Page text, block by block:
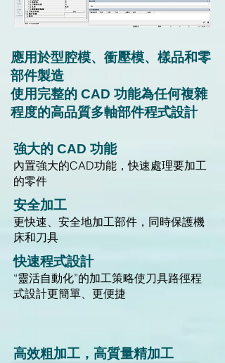
應用於型腔模、衝壓模、樣品和零
部件製造
使用完整的 CAD 功能為任何複雜
程度的高品質多軸部件程式設計
強大的 CAD 功能
內置強大的CAD功能，快速處理要加工
的零件
安全加工
更快速、安全地加工部件，同時保護機
床和刀具
快速程式設計
“靈活自動化”的加工策略使刀具路徑程
式設計更簡單、更便捷
高效粗加工，高質量精加工